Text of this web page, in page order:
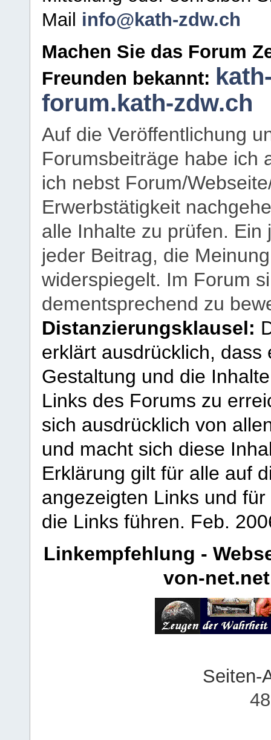
Mail info@kath-zdw.ch
Machen Sie das Forum
Freunden bekannt:
forum.kath-zdw.ch
Auf die Veröffentlichung
Forumsbeiträge habe ich
ich nebst Forum/
Erwerbstätigkeit
alle Inhalte zu prüfen.
jeder Beitrag, die
widerspiegelt. Im Forum
dementsprechend zu
Distanzierungsklausel:
erklärt ausdrücklich,
Gestaltung und die
Links des Forums zu
sich ausdrücklich von
und macht sich diese
Erklärung gilt für alle auf
angezeigten Links und
die Links führen. Feb.
Linkempfehlung -
von-net.net
Seiten-